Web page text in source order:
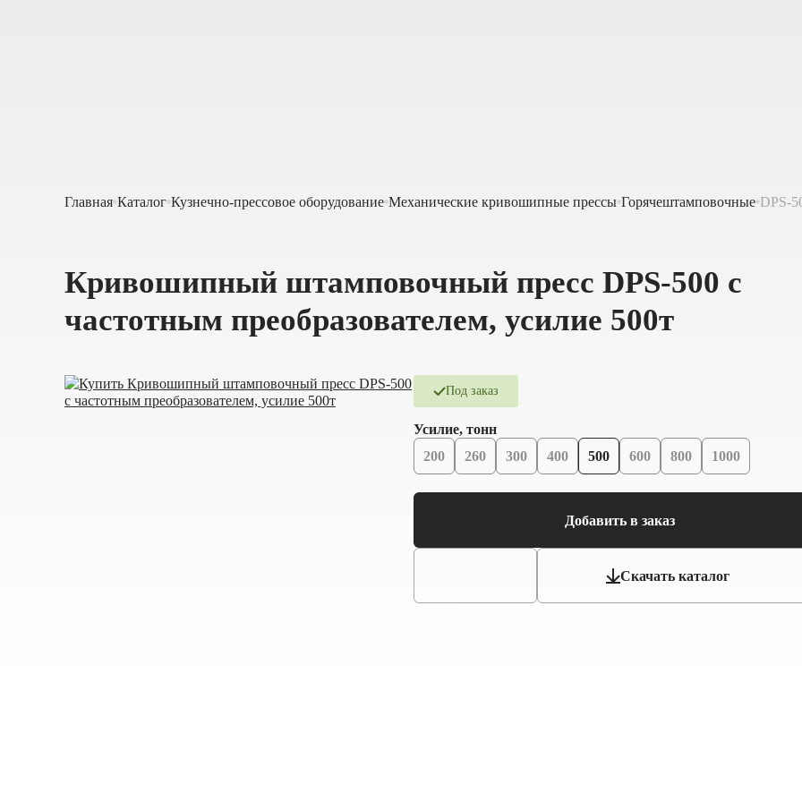
Главная Каталог Кузнечно-прессовое оборудование Механические кривошипные прессы Горячештамповочные DPS-
Кривошипный штамповочный пресс DPS-500 с
частотным преобразователем, усилие 500т
Под заказ
Усилие, тонн
200
260 300 400 500 600 800 1000
Добавить в заказ
Скачать каталог